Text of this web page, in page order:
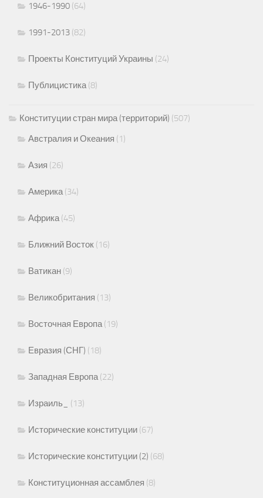
1946-1990 (64)
1991-2013 (82)
Проекты Конституций Украины (24)
Публицистика(8)
Конституции стран мира (территорий) (507)
Австралия и Океания (1)
Азия (26)
Америка(34)
Африка(45)
Ближний Восток (16)
Ватикан (9)
Великобритания (13)
Восточная Европа(19)
Евразия (СНГ) (18)
Западная Европа(22)
Израиль_ (13)
Исторические конституции (67)
Исторические конституции (2) (68)
Конституционная ассамблея (8)